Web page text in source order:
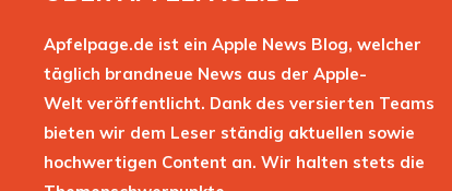
Apfelpage.de ist ein Apple News Blog, welcher
täglich brandneue News aus der Apple-
Welt veröffentlicht. Dank des versierten Teams
bieten wir dem Leser ständig aktuellen sowie
hochwertigen Content an. Wir halten stets die